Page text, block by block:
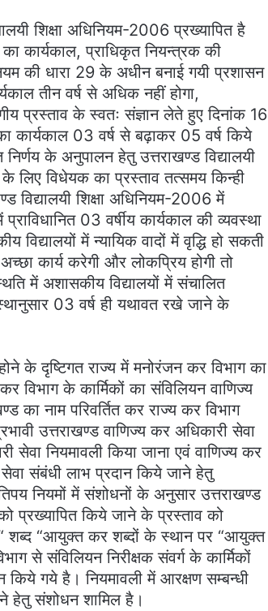
शिक्षा अधिनियम-2006 प्रख्यापित है
कार्यकाल, प्राधिकृत नियन्त्रक की
की धारा 29 के अधीन बनाई गयी प्रशासन
तीन वर्ष से अधिक नहीं होगा,
प्रस्ताव के स्वतः संज्ञान लेते हुए दिनांक 16
कार्यकाल 03 वर्ष से बढ़ाकर 05 वर्ष किये
के अनुपालन हेतु उत्तराखण्ड विद्यालयी
विधेयक का प्रस्ताव तत्समय किन्ही
शिक्षा अधिनियम-2006 में
03 वर्षीय कार्यकाल की व्यवस्था
में न्यायिक वादों में वृद्धि हो सकती
कार्य करेगी और लोकप्रिय होगी तो
में अशासकीय विद्यालयों में संचालित
03 वर्ष ही यथावत रखे जाने के
के दृष्टिगत राज्य में मनोरंजन कर विभाग का
के कार्मिकों का संविलियन वाणिज्य
का नाम परिवर्तित कर राज्य कर विभाग
उत्तराखण्ड वाणिज्य कर अधिकारी सेवा
सेवा नियमावली किया जाना एवं वाणिज्य कर
संबंधी लाभ प्रदान किये जाने हेतु
नियमों में संशोधनों के अनुसार उत्तराखण्ड
प्रख्यापित किये जाने के प्रस्ताव को
शब्द “आयुक्त कर शब्दों के स्थान पर “आयुक्त
से संविलियन निरीक्षक संवर्ग के कार्मिकों
गये है। नियमावली में आरक्षण सम्बन्धी
हेतु संशोधन शामिल है।